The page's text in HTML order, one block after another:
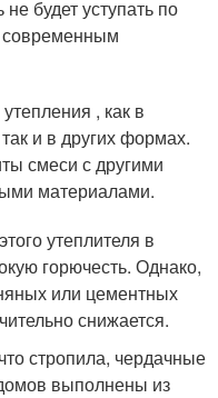
будет уступать по
современным
, как в
и в других формах.
смеси с другими
материалами.
утеплителя в
горючесть. Однако,
или цементных
снижается.
стропила, чердачные
выполнены из